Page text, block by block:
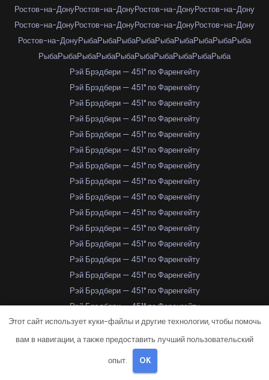
Ростов-на-ДонуРостов-на-ДонуРостов-на-ДонуРостов-на-Дону
Ростов-на-ДонуРостов-на-ДонуРостов-на-ДонуРостов-на-Дону
Ростов-на-ДонуРыбаРыбаРыбаРыбаРыбаРыбаРыбаРыбаРыба
РыбаРыбаРыбаРыбаРыбаРыбаРыбаРыбаРыбаРыба
Рэй Брэдбери — 451° по Фаренгейту
Рэй Брэдбери — 451° по Фаренгейту
Рэй Брэдбери — 451° по Фаренгейту
Рэй Брэдбери — 451° по Фаренгейту
Рэй Брэдбери — 451° по Фаренгейту
Рэй Брэдбери — 451° по Фаренгейту
Рэй Брэдбери — 451° по Фаренгейту
Рэй Брэдбери — 451° по Фаренгейту
Рэй Брэдбери — 451° по Фаренгейту
Рэй Брэдбери — 451° по Фаренгейту
Рэй Брэдбери — 451° по Фаренгейту
Рэй Брэдбери — 451° по Фаренгейту
Рэй Брэдбери — 451° по Фаренгейту
Рэй Брэдбери — 451° по Фаренгейту
Рэй Брэдбери — 451° по Фаренгейту
Рэй Брэдбери — 451° по Фаренгейту
Рэй Брэдбери — 451° по Фаренгейту
Рэй Брэдбери — 451° по Фаренгейту
Рэй Брэдбери — 451° по Фаренгейту
Рэй Брэдбери — 451° по Фаренгейту
Этот сайт использует куки-файлы и другие технологии, чтобы помочь
вам в навигации, а также предоставить лучший пользовательский
опыт. OK